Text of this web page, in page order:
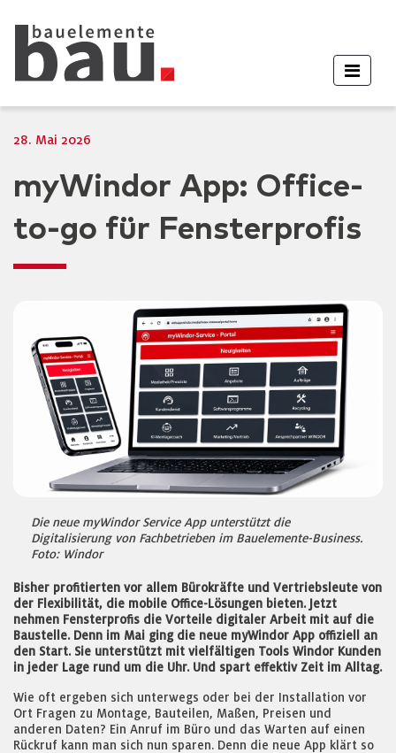
28. Mai 2026
myWindor App: Office-
to-go für Fensterprofis
Die neue myWindor Service App unterstützt die
Digitalisierung von Fachbetrieben im Bauelemente-Business.
Foto: Windor
Bisher profitierten vor allem Bürokräfte und Vertriebsleute von
der Flexibilität, die mobile Office-Lösungen bieten. Jetzt
nehmen Fensterprofis die Vorteile digitaler Arbeit mit auf die
Baustelle. Denn im Mai ging die neue myWindor App offiziell an
den Start. Sie unterstützt mit vielfältigen Tools Windor Kunden
in jeder Lage rund um die Uhr. Und spart effektiv Zeit im Alltag.
Wie oft ergeben sich unterwegs oder bei der Installation vor
Ort Fragen zu Montage, Bauteilen, Maßen, Preisen und
anderen Daten? Ein Anruf im Büro und das Warten auf einen
Rückruf kann man sich nun sparen. Denn die neue App klärt so